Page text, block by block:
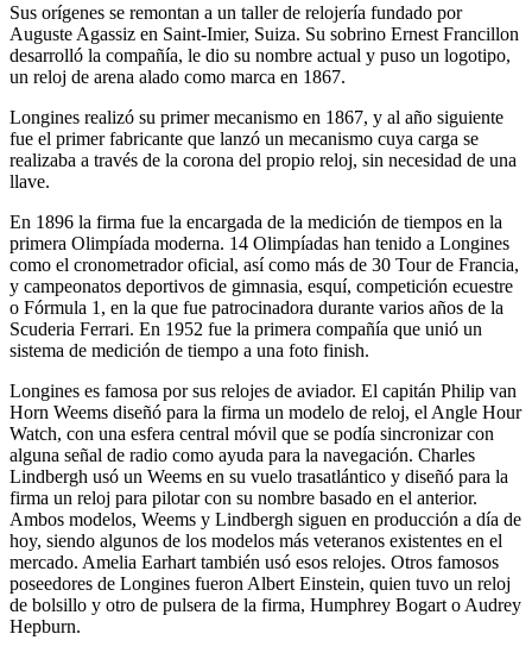
Sus orígenes se remontan a un taller de relojería fundado por
Auguste Agassiz en Saint-Imier, Suiza. Su sobrino Ernest Francillon
desarrolló la compañía, le dio su nombre actual y puso un logotipo,
un reloj de arena alado como marca en 1867.
Longines realizó su primer mecanismo en 1867, y al año siguiente
fue el primer fabricante que lanzó un mecanismo cuya carga se
realizaba a través de la corona del propio reloj, sin necesidad de una
llave.
En 1896 la firma fue la encargada de la medición de tiempos en la
primera Olimpíada moderna. 14 Olimpíadas han tenido a Longines
como el cronometrador oficial, así como más de 30 Tour de Francia,
y campeonatos deportivos de gimnasia, esquí, competición ecuestre
o Fórmula 1, en la que fue patrocinadora durante varios años de la
Scuderia Ferrari. En 1952 fue la primera compañía que unió un
sistema de medición de tiempo a una foto finish.
Longines es famosa por sus relojes de aviador. El capitán Philip van
Horn Weems diseñó para la firma un modelo de reloj, el Angle Hour
Watch, con una esfera central móvil que se podía sincronizar con
alguna señal de radio como ayuda para la navegación. Charles
Lindbergh usó un Weems en su vuelo trasatlántico y diseñó para la
firma un reloj para pilotar con su nombre basado en el anterior.
Ambos modelos, Weems y Lindbergh siguen en producción a día de
hoy, siendo algunos de los modelos más veteranos existentes en el
mercado. Amelia Earhart también usó esos relojes. Otros famosos
poseedores de Longines fueron Albert Einstein, quien tuvo un reloj
de bolsillo y otro de pulsera de la firma, Humphrey Bogart o Audrey
Hepburn.